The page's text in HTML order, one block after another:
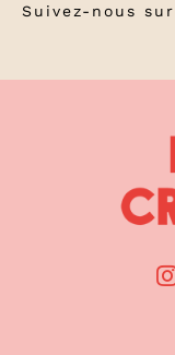
Suivez-nous sur